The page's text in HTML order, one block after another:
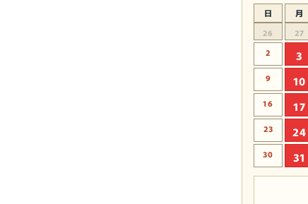
日 月
26
27
2
3
9 10
16 17
23 24
30 31